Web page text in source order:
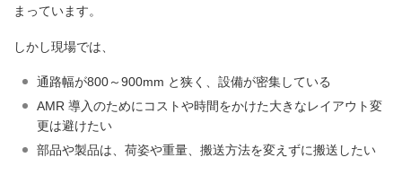
まっています。
しかし現場では、
通路幅が800～900mm と狭く、設備が密集している
AMR 導入のためにコストや時間をかけた大きなレイアウト変
更は避けたい
部品や製品は、荷姿や重量、搬送方法を変えずに搬送したい